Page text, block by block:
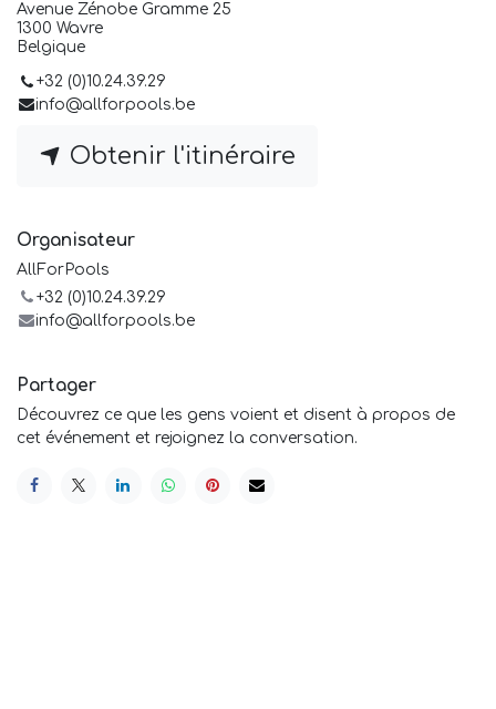
Avenue Zénobe Gramme 25
1300 Wavre
Belgique
+32 (0)10.24.39.29
info@allforpools.be
Obtenir l'itinéraire
Organisateur
AllForPools
+32 (0)10.24.39.29
info@allforpools.be
Partager
Découvrez ce que les gens voient et disent à propos de
cet événement et rejoignez la conversation.